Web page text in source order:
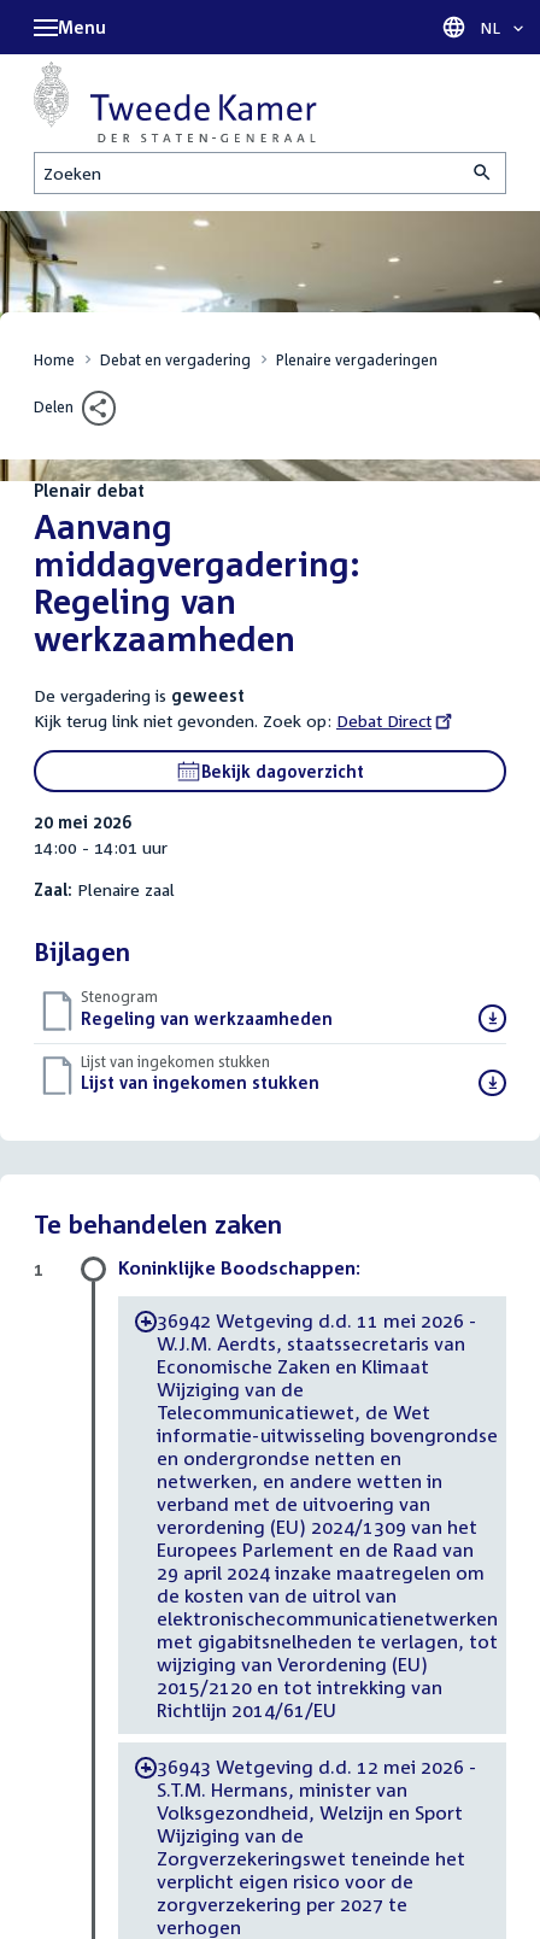
Zoeken
Menu Taal
NL
Home Debat en vergadering Plenaire vergaderingen
Delen
Plenair debat
Aanvang
middagvergadering:
Regeling van
werkzaamheden
De vergadering is geweest
Kijk terug link niet gevonden. Zoek op: External
link:
Debat Direct
Bekijk dagoverzicht
20 mei 2026
14:00 - 14:01 uur
Zaal: Plenaire zaal
Bijlagen
Stenogram
Download
bestand:
Regeling van werkzaamheden
Lijst van ingekomen stukken
Download
Lijst van ingekomen stukken
Te behandelen zaken
Koninklijke Boodschappen:
-36942 Wetgeving d.d. 11 mei 2026 -
W.J.M. Aerdts, staatssecretaris van
Economische Zaken en Klimaat
Wijziging van de
Telecommunicatiewet, de Wet
informatie-uitwisseling bovengrondse
en ondergrondse netten en
netwerken, en andere wetten in
verband met de uitvoering van
verordening (EU) 2024/1309 van het
Europees Parlement en de Raad van
29 april 2024 inzake maatregelen om
de kosten van de uitrol van
elektronischecommunicatienetwerken
met gigabitsnelheden te verlagen, tot
wijziging van Verordening (EU)
2015/2120 en tot intrekking van
Richtlijn 2014/61/EU
-36943 Wetgeving d.d. 12 mei 2026 -
S.T.M. Hermans, minister van
Volksgezondheid, Welzijn en Sport
Wijziging van de
Zorgverzekeringswet teneinde het
verplicht eigen risico voor de
zorgverzekering per 2027 te
verhogen
1